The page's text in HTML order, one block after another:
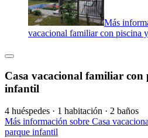
Más
vacacional familiar con piscina
Casa vacacional familiar con
infantil
4 huéspedes · 1 habitación · 2 baños
Más información sobre Casa
parque infantil